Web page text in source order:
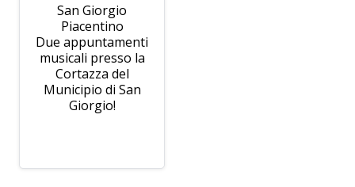
San Giorgio
Piacentino
Due appuntamenti
musicali presso la
Cortazza del
Municipio di San
Giorgio!